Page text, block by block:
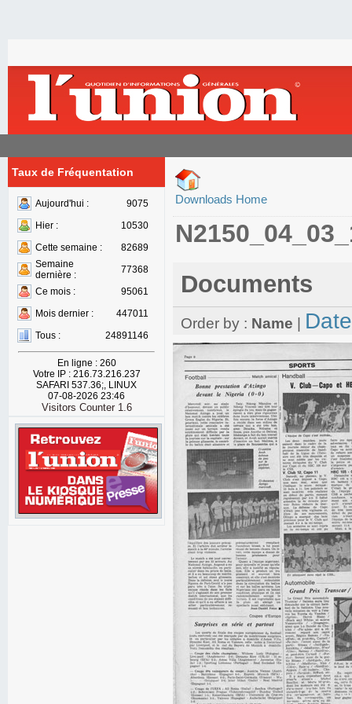
Taux de Fréquentation
Aujourd'hui :
9075
Hier :
10530
Cette semaine :
82689
Semaine
dernière :
77368
Ce mois :
95061
Mois dernier :
447011
Tous :
24891146
En ligne : 260
Votre IP : 216.73.216.237
SAFARI 537.36;, LINUX
07-08-2026 23:46
Visitors Counter 1.6
Downloads Home
Documents
Order by : Name Date